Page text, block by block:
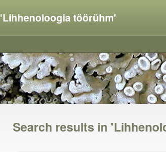
'Lihhenoloogia töörühm'
Search results in